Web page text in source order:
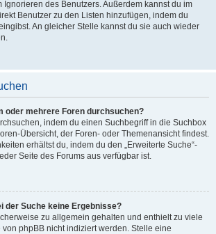
Ignorieren des Benutzers. Außerdem kannst du im
Benutzer zu den Listen hinzufügen, indem du
An gleicher Stelle kannst du sie auch wieder
oder mehrere Foren durchsuchen?
indem du einen Suchbegriff in die Suchbox
Übersicht, der Foren- oder Themenansicht findest.
erhältst du, indem du den „Erweiterte Suche“-
Seite des Forums aus verfügbar ist.
der Suche keine Ergebnisse?
zu allgemein gehalten und enthielt zu viele
phpBB nicht indiziert werden. Stelle eine